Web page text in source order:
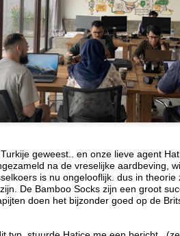
geweest.. en onze lieve agent
na de vreselijke aardbeving,
is nu ongelooflijk. dus in
De Bamboo Socks zijn een groot
doen het bijzonder goed op de